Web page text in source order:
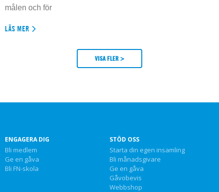
målen och för
LÄS MER
VISA FLER >
ENGAGERA DIG
Bli medlem
Ge en gåva
Bli FN-skola
STÖD OSS
Starta din egen insamling
Bli månadsgivare
Ge en gåva
Gåvobevis
Webbshop